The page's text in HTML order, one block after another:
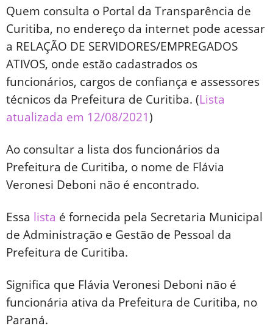
Quem consulta o Portal da Transparência de
Curitiba, no endereço da internet pode acessar
a RELAÇÃO DE SERVIDORES/EMPREGADOS
ATIVOS, onde estão cadastrados os
funcionários, cargos de confiança e assessores
técnicos da Prefeitura de Curitiba. (Lista
atualizada em 12/08/2021)
Ao consultar a lista dos funcionários da
Prefeitura de Curitiba, o nome de Flávia
Veronesi Deboni não é encontrado.
Essa lista é fornecida pela Secretaria Municipal
de Administração e Gestão de Pessoal da
Prefeitura de Curitiba.
Significa que Flávia Veronesi Deboni não é
funcionária ativa da Prefeitura de Curitiba, no
Paraná.